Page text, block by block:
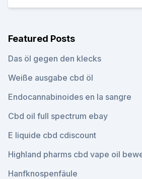
Featured Posts
Das öl gegen den klecks
Weiße ausgabe cbd öl
Endocannabinoides en la sangre
Cbd oil full spectrum ebay
E liquide cbd cdiscount
Highland pharms cbd vape oil
Hanfknospenfäule